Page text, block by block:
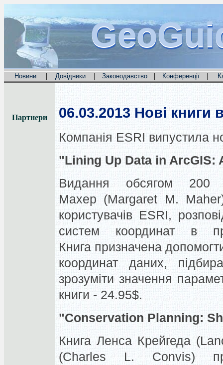
Новини | Довідники | Законодавство | Конференції |
Партнери 06.03.2013 Нові книги
Компанія ESRI випустила
"Lining Up Data in ArcGIS:
Видання обсягом 200
Махер (Margaret M.
користувачів ESRI,
систем координат в
Книга призначена
координат даних,
зрозуміти значення
книги - 24.95$.
"Conservation Planning:
Книга Ленса Крейгеда
(Charles L. Convis)